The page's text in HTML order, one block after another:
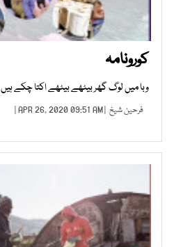
کورونامہ
وبا میں لوگ گھر بیٹھے بیٹھے اکتا چکے ہیں
فرحین شیخ | APR 26, 2020 09:51 AM |